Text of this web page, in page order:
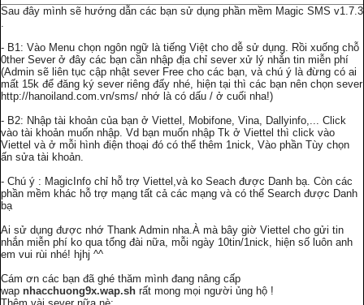
Sau đây mình sẽ hướng dẫn các bạn sử dụng phần mềm Magic SMS v1.7.3
.
- B1: Vào Menu chọn ngôn ngữ là tiếng Việt cho dễ sử dụng. Rồi xuống chỗ
0ther Sever ở đây các bạn cần nhập địa chỉ sever xử lý nhắn tin miễn phí
(Admin sẽ liên tục cập nhật sever Free cho các bạn, và chú ý là đừng có ai
mất 15k để đăng ký sever riêng đấy nhé, hiện tại thì các bạn nên chọn sever
http://hanoiland.com.vn/sms/ nhớ là có dấu / ở cuối nha!)
- B2: Nhập tài khoản của bạn ở Viettel, Mobifone, Vina, Dallyinfo,... Click
vào tài khoản muốn nhập. Vd bạn muốn nhập Tk ở Viettel thì click vào
Viettel và ở mỗi hình điện thoại đó có thể thêm 1nick, Vào phần Tùy chọn
ấn sửa tài khoản.
- Chú ý : MagicInfo chỉ hỗ trợ Viettel,và ko Seach được Danh bạ. Còn các
phần mềm khác hỗ trợ mạng tất cả các mạng và có thể Search được Danh
bạ
Ai sử dụng được nhớ Thank Admin nha.À mà bây giờ Viettel cho gửi tin
nhắn miễn phí ko qua tổng đài nữa, mỗi ngày 10tin/1nick, hiện số luôn anh
em vui rùi nhé! hjhj ^^
Cám ơn các bạn đã ghé thăm mình đang nâng cấp
wap nhacchuong9x.wap.sh rất mong mọi người ủng hộ !